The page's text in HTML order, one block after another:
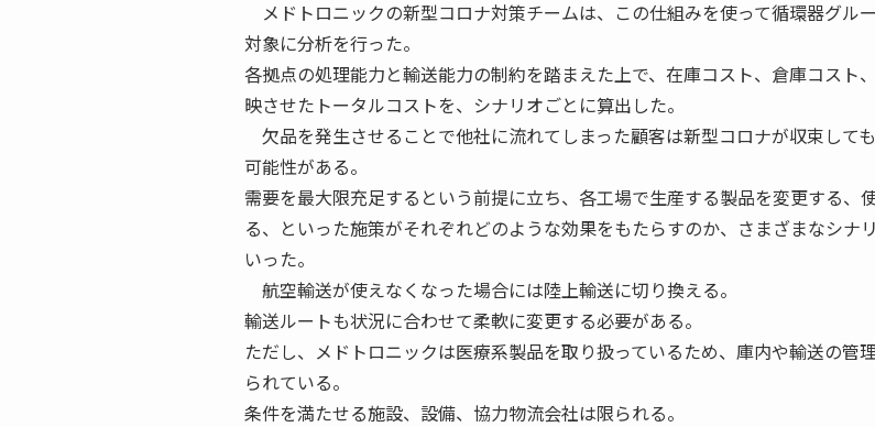
メドトロニックの新型コロナ対策チームは、この仕組みを使って循環器グル
対象に分析を行った。
各拠点の処理能力と輸送能力の制約を踏まえた上で、在庫コスト、倉庫コスト
映させたトータルコストを、シナリオごとに算出した。
欠品を発生させることで他社に流れてしまった顧客は新型コロナが収束して
可能性がある。
需要を最大限充足するという前提に立ち、各工場で生産する製品を変更する、
る、といった施策がそれぞれどのような効果をもたらすのか、さまざまなシナ
いった。
航空輸送が使えなくなった場合には陸上輸送に切り換える。
輸送ルートも状況に合わせて柔軟に変更する必要がある。
ただし、メドトロニックは医療系製品を取り扱っているため、庫内や輸送の管
られている。
条件を満たせる施設、設備、協力物流会社は限られる。